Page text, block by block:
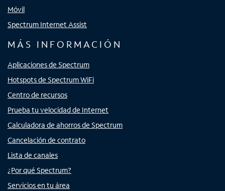
Móvil
Spectrum Internet Assist
MÁS INFORMACIÓN
Aplicaciones de Spectrum
Hotspots de Spectrum WiFi
Centro de recursos
Prueba tu velocidad de Internet
Calculadora de ahorros de Spectrum
Cancelación de contrato
Lista de canales
¿Por qué Spectrum?
Servicios en tu área